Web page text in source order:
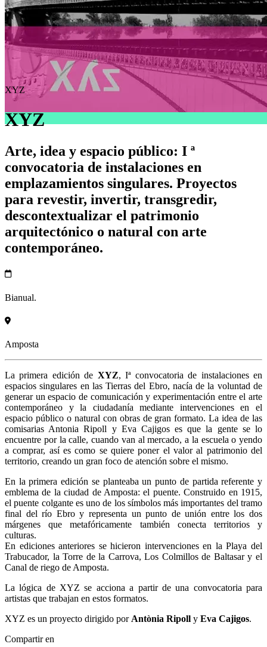
XYZ
XYZ
Arte, idea y espacio público: I ª
convocatoria de instalaciones en
emplazamientos singulares. Proyectos
para revestir, invertir, transgredir,
descontextualizar el patrimonio
arquitectónico o natural con arte
contemporáneo.
Bianual.
Amposta
La primera edición de XYZ, Iª convocatoria de instalaciones en
espacios singulares en las Tierras del Ebro, nacía de la voluntad de
generar un espacio de comunicación y experimentación entre el arte
contemporáneo y la ciudadanía mediante intervenciones en el
espacio público o natural con obras de gran formato. La idea de las
comisarias Antonia Ripoll y Eva Cajigos es que la gente se lo
encuentre por la calle, cuando van al mercado, a la escuela o yendo
a comprar, así es como se quiere poner el valor al patrimonio del
territorio, creando un gran foco de atención sobre el mismo.
En la primera edición se planteaba un punto de partida referente y
emblema de la ciudad de Amposta: el puente. Construido en 1915,
el puente colgante es uno de los símbolos más importantes del tramo
final del río Ebro y representa un punto de unión entre los dos
márgenes que metafóricamente también conecta territorios y
culturas.
En ediciones anteriores se hicieron intervenciones en la Playa del
Trabucador, la Torre de la Carrova, Los Colmillos de Baltasar y el
Canal de riego de Amposta.
La lógica de XYZ se acciona a partir de una convocatoria para
artistas que trabajan en estos formatos.
XYZ es un proyecto dirigido por Antònia Ripoll y Eva Cajigos.
Compartir en